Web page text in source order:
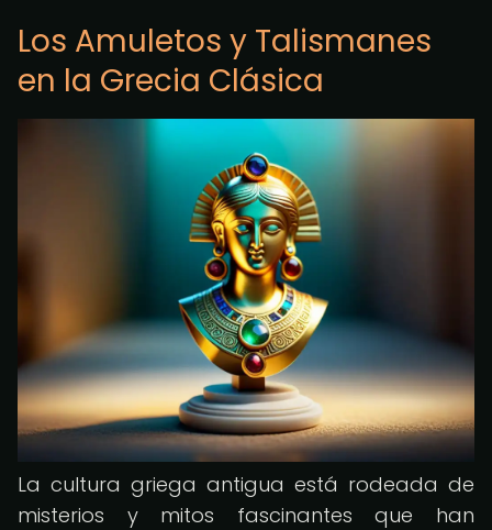
Los Amuletos y Talismanes
en la Grecia Clásica
La cultura griega antigua está rodeada de
misterios y mitos fascinantes que han